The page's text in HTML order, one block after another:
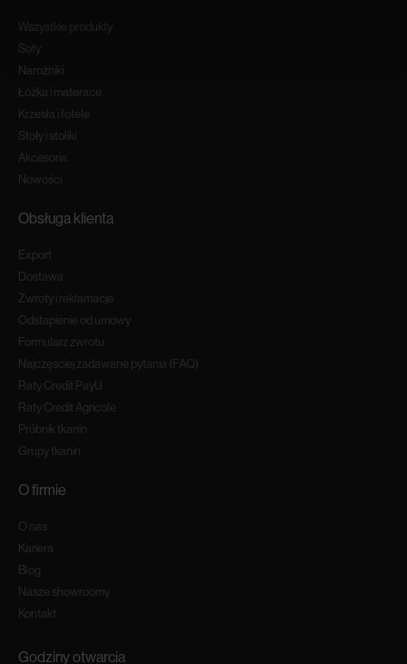
Wszystkie produkty
Sofy
Narożniki
Łóżka i materace
Krzesła i fotele
Stoły i stoliki
Akcesoria
Nowości
Obsługa klienta
Export
Dostawa
Zwroty i reklamacje
Odstapienie od umowy
Formularz zwrotu
Najczęściej zadawane pytania (FAQ)
Raty Credit PayU
Raty Credit Agricole
Próbnik tkanin
Grupy tkanin
O firmie
O nas
Kariera
Blog
Nasze showroomy
Kontakt
Godziny otwarcia